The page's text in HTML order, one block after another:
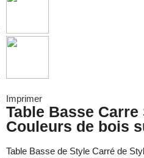
Imprimer
Table Basse
Couleurs de bois
Table Basse de Style Carré de